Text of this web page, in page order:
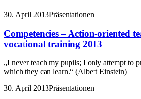
30. April 2013Präsentationen
Competencies – Action-oriented
vocational training 2013
„I never teach my pupils; I only attempt to
which they can learn.“ (Albert Einstein)
30. April 2013Präsentationen